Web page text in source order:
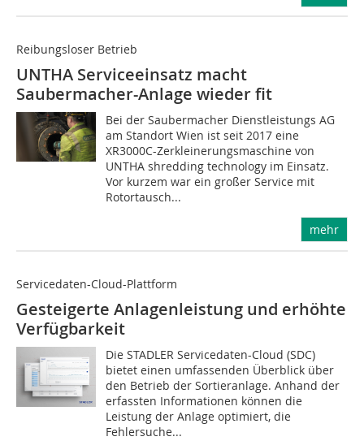
Reibungsloser Betrieb
UNTHA Serviceeinsatz macht
Saubermacher-Anlage wieder fit
Bei der Saubermacher Dienstleistungs AG
am Standort Wien ist seit 2017 eine
XR3000C-Zerkleinerungsmaschine von
UNTHA shredding technology im Einsatz.
Vor kurzem war ein großer Service mit
Rotortausch...
mehr
Servicedaten-Cloud-Plattform
Gesteigerte Anlagenleistung und erhöhte
Verfügbarkeit
Die STADLER Servicedaten-Cloud (SDC)
bietet einen umfassenden Überblick über
den Betrieb der Sortieranlage. Anhand der
erfassten Informationen können die
Leistung der Anlage optimiert, die
Fehlersuche...